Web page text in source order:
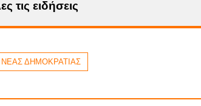
τις ειδήσεις
ΔΗΜΟΚΡΑΤΙΑΣ